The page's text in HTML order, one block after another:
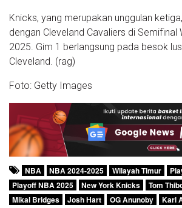
Knicks, yang merupakan unggulan
dengan Cleveland Cavaliers di Semifinal
2025. Gim 1 berlangsung pada besok
Cleveland. (rag)
Foto: Getty Images
NBA NBA 2024-2025 Wilayah Timur
Playoff NBA 2025
New York Knicks Tom
Mikal Bridges
Josh Hart OG Anunoby Karl